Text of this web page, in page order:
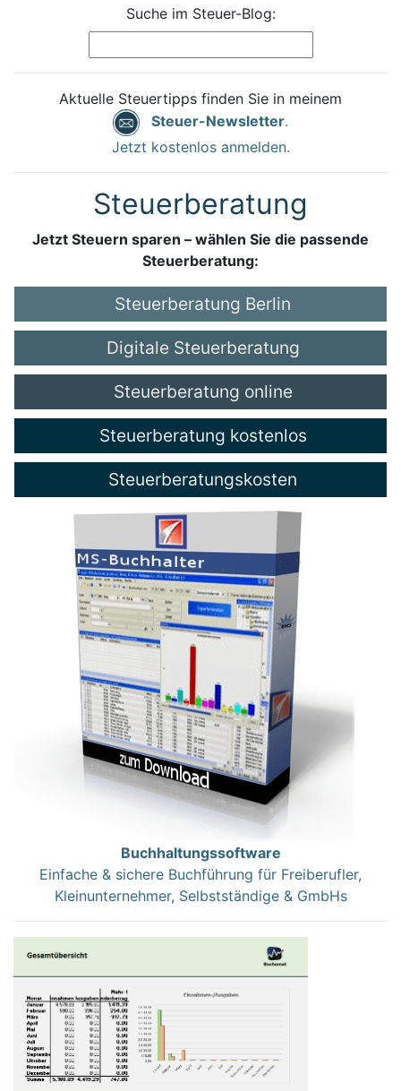
Suche im Steuer-Blog:
Aktuelle Steuertipps finden Sie in meinem
Steuer-Newsletter.
Jetzt kostenlos anmelden.
Steuerberatung
Jetzt Steuern sparen – wählen Sie die passende
Steuerberatung:
Steuerberatung Berlin
Digitale Steuerberatung
Steuerberatung online
Steuerberatung kostenlos
Steuerberatungskosten
Buchhaltungssoftware
Einfache & sichere Buchführung für Freiberufler,
Kleinunternehmer, Selbstständige & GmbHs